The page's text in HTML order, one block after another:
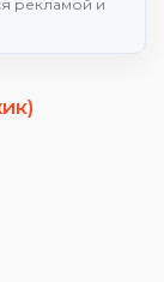
рекламой и